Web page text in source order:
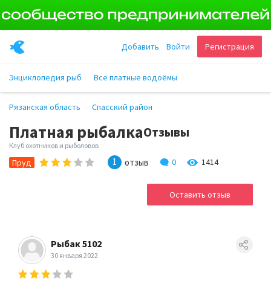
Регистрация
Войти
Добавить
Энциклопедия рыб Все платные водоёмы
Рязанская область Спасский район
Платная рыбалкаОтзывы
Клуб охотников и рыболовов
Пруд 1 отзыв 0 1414
Оставить отзыв
Рыбак 5102
30 января 2022